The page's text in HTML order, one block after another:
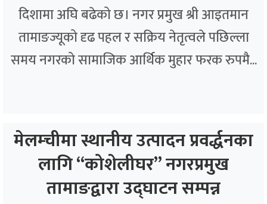
दिशामा अघि बढेको छ। नगर प्रमुख श्री आइतमान
तामाङज्यूको दृढ पहल र सक्रिय नेतृत्वले पछिल्ला
समय नगरको सामाजिक आर्थिक मुहार फरक रुपमै...
मेलम्चीमा स्थानीय उत्पादन प्रवर्द्धनका
लागि “कोशेलीघर” नगरप्रमुख
तामाङद्वारा उद्घाटन सम्पन्न